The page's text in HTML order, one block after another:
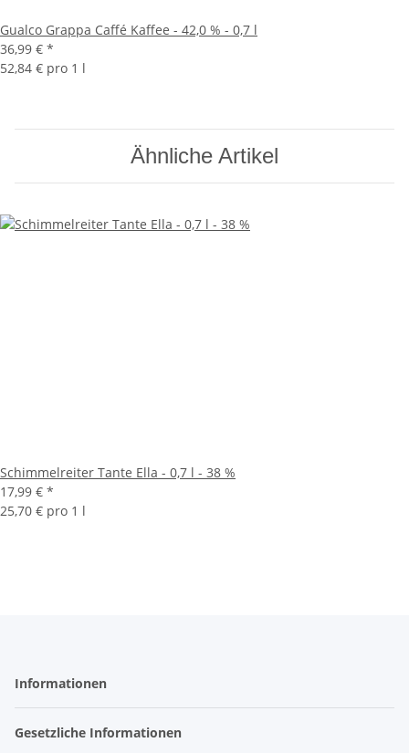
Gualco Grappa Caffé Kaffee - 42,0 % - 0,7 l
36,99 € *
52,84 € pro 1 l
Ähnliche Artikel
Schimmelreiter Tante Ella - 0,7 l - 38 %
17,99 € *
25,70 € pro 1 l
Informationen
Gesetzliche Informationen